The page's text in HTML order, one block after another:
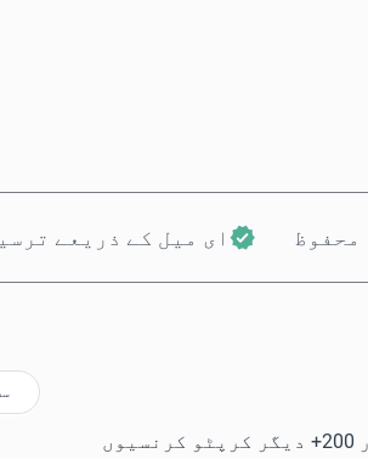
محفوظ ای میل کے ذریعے
ہمارے سب سے زیادہ مقبول گفٹ کارڈز کا استعمال کرتے ہوئے، آپ Bitcoin، Ethereum، Litecoin، Solana، اور 200+ دیگر کرپٹو کرنسیوں